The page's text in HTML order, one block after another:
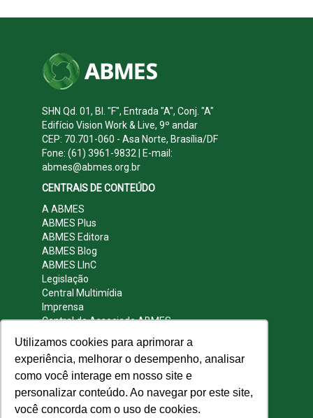
Utilizamos cookies para aprimorar a
experiência, melhorar o desempenho, analisar
como você interage em nosso site e
personalizar conteúdo. Ao navegar por este site,
você concorda com o uso de cookies.
SHN Qd. 01, Bl. "F", Entrada "A", Conj. "A"
Edifício Vision Work & Live, 9º andar
CEP: 70.701-060 - Asa Norte, Brasília/DF
Fone: (61) 3961-9832 | E-mail:
abmes@abmes.org.br
CENTRAIS DE CONTEÚDO
A ABMES
ABMES Plus
ABMES Editora
ABMES Blog
ABMES LInC
Legislação
Central Multimídia
Imprensa
Central do Associado ABMES
REDES SOCIAIS